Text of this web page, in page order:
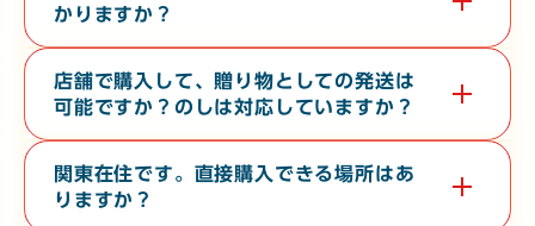
かりますか？
お届け先の地域や、常温便・冷蔵便・冷凍便などの温度帯によっ
て異なります。オンラインショップの ご利用ガイドをご確認くだ
さい。
店舗で購入して、贈り物としての発送は
可能ですか？のしは対応していますか？
店舗からの地方発送（クロネコヤマト便）、熨斗（のし）の対応
も行なっております。
関東在住です。直接購入できる場所はあ
りますか？